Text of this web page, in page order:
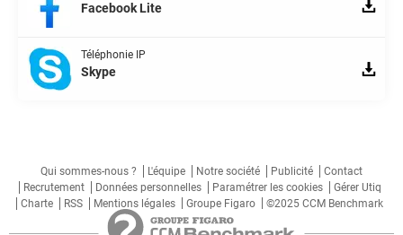
Facebook Lite
Téléphonie IP
Skype
Qui sommes-nous ? L'équipe Notre société Publicité
Contact
Recrutement
Données personnelles Paramétrer les cookies
Gérer Utiq
Charte
RSS Mentions légales Groupe Figaro ©2025 CCM Benchmark